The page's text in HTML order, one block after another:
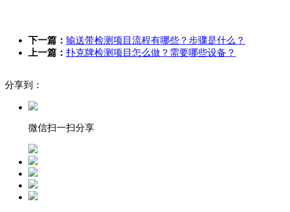
下一篇： 输送带检测项目流程有哪些？步骤是什么？
上一篇： 扑克牌检测项目怎么做？需要哪些设备？
分享到：
微信扫一扫分享